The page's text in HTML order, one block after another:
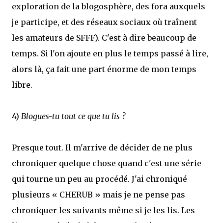
exploration de la blogosphère, des fora auxquels
je participe, et des réseaux sociaux où traînent
les amateurs de SFFF). C'est à dire beaucoup de
temps. Si l'on ajoute en plus le temps passé à lire,
alors là, ça fait une part énorme de mon temps
libre.
4) Blogues-tu tout ce que tu lis ?
Presque tout. Il m'arrive de décider de ne plus
chroniquer quelque chose quand c'est une série
qui tourne un peu au procédé. J'ai chroniqué
plusieurs « CHERUB » mais je ne pense pas
chroniquer les suivants même si je les lis. Les